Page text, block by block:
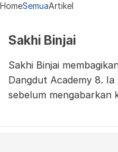
HomeSemuaArtikel
Sakhi Binjai
Sakhi Binjai
Dangdut Academy 8.
sebelum mengabarkan